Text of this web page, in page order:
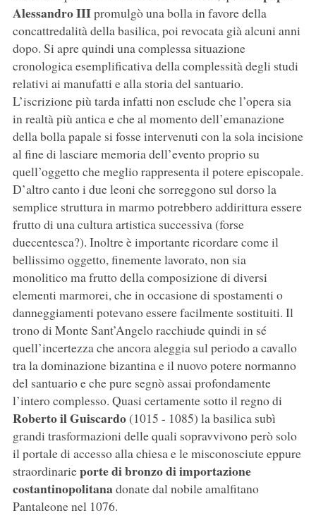
Alessandro IIIpromulgò una bolla in favore della
concattredalità della basilica, poi revocata già alcuni anni
dopo. Si apre quindi una complessa situazione
cronologica esemplificativa della complessità degli studi
relativi ai manufatti e alla storia del santuario.
L’iscrizione più tarda infatti non esclude che l’opera sia
in realtà più antica e che al momento dell’emanazione
della bolla papale si fosse intervenuti con la sola incisione
al fine di lasciare memoria dell’evento proprio su
quell’oggetto che meglio rappresenta il potere episcopale.
D’altro canto i due leoni che sorreggono sul dorso la
semplice struttura in marmo potrebbero addirittura essere
frutto di una cultura artistica successiva (forse
duecentesca?). Inoltre è importante ricordare come il
bellissimo oggetto, finemente lavorato, non sia
monolitico ma frutto della composizione di diversi
elementi marmorei, che in occasione di spostamenti o
danneggiamenti potevano essere facilmente sostituiti. Il
trono di Monte Sant’Angelo racchiude quindi in sé
quell’incertezza che ancora aleggia sul periodo a cavallo
tra la dominazione bizantina e il nuovo potere normanno
del santuario e che pure segnò assai profondamente
l’intero complesso. Quasi certamente sotto il regno di
Roberto il Guiscardo(1015 - 1085) la basilica subì
grandi trasformazioni delle quali sopravvivono però solo
il portale di accesso alla chiesa e le misconosciute eppure
straordinarieporte di bronzo di importazione
costantinopolitanadonate dal nobile amalfitano
Pantaleone nel 1076.